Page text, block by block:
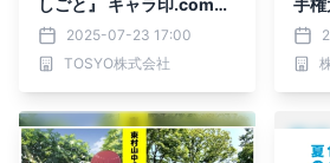
しごと』 キャラ印.comオ
リジナルグッズ発売決定！
2025-07-23 17:00
TOSYO株式会社
手権
オー
売が